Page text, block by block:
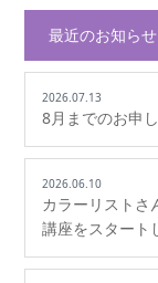
最近のお知らせ
2026.07.13
8月までのお申
2026.06.10
カラーリストさ
講座をスタート